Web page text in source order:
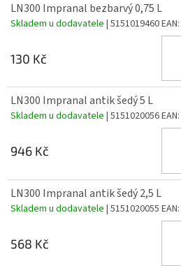
LN300 Impranal bezbarvý 0,75 L
Skladem u dodavatele | 5151019460EAN:
130 Kč
LN300 Impranal antik šedý 5 L
Skladem u dodavatele | 5151020056EAN:
946 Kč
LN300 Impranal antik šedý 2,5 L
Skladem u dodavatele | 5151020055 EAN:
568 Kč